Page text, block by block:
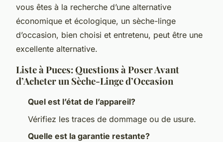
vous êtes à la recherche d’une alternative
économique et écologique, un sèche-linge
d’occasion, bien choisi et entretenu, peut être une
excellente alternative.
Liste à Puces: Questions à Poser Avant
d’Acheter un Sèche-Linge d’Occasion
Quel est l’état de l’appareil?
Vérifiez les traces de dommage ou de usure.
Quelle est la garantie restante?